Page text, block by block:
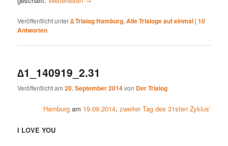
Veröffentlicht unter∆ Trialog Hamburg,Alle Trialoge auf einmal |10
Antworten
∆1_140919_2.31
Veröffentlicht am20. September 2014von Der Trialog
Hamburgam 19.09.2014, zweiter Tag des 31sten Zyklus‘
I LOVE YOU